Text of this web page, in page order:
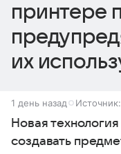
принтере
их
1 день назад Источник:
Новая
создавать